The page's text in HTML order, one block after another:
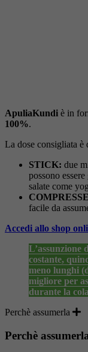
ApuliaKundi è in
100%.
La dose consigliata
STICK: due
possono
salate come
facile da
Accedi allo shop
L’assunzione
costante,
meno lunghi
migliore per
durante la
Perchè assumerla
Perchè